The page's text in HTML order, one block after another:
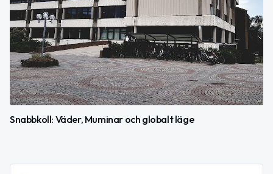
Snabbkoll: Väder, Muminar och globalt läge